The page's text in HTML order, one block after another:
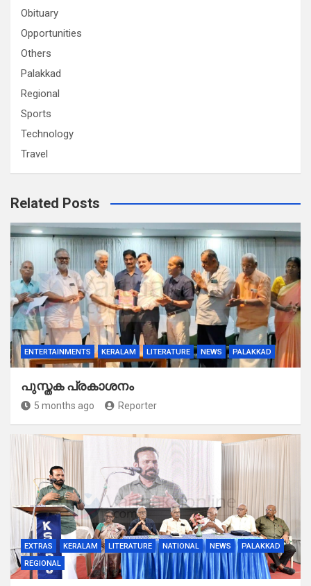
Obituary
Opportunities
Others
Palakkad
Regional
Sports
Technology
Travel
Related Posts
ENTERTAINMENTS KERALAM LITERATURE NEWS PALAKKAD
പുസ്തക പ്രകാശനം
5 months ago Reporter
EXTRAS KERALAM LITERATURE NATIONAL NEWS
PALAKKAD
REGIONAL